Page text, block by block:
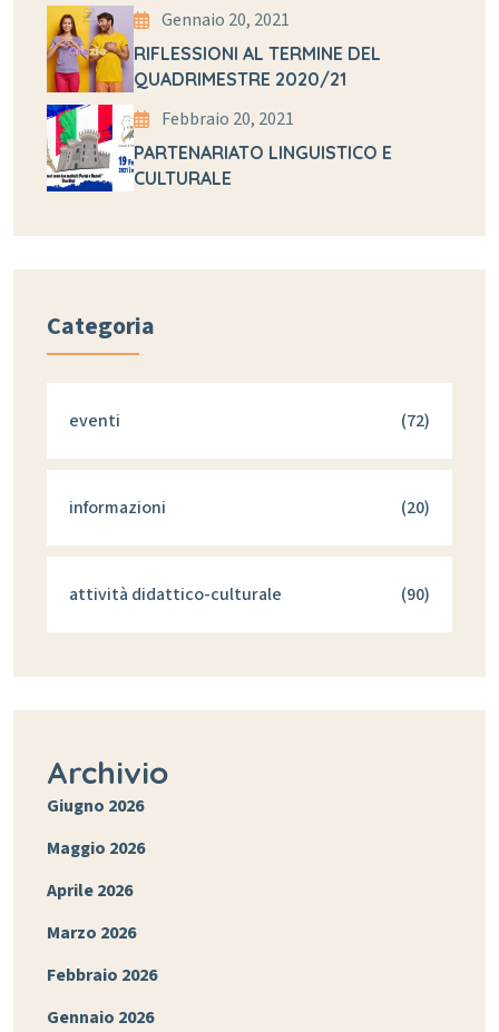
Gennaio 20, 2021
RIFLESSIONI AL TERMINE DEL
QUADRIMESTRE 2020/21
Febbraio 20, 2021
PARTENARIATO LINGUISTICO E
CULTURALE
Categoria
eventi (72)
informazioni (20)
attività didattico-culturale (90)
Archivio
Giugno 2026
Maggio 2026
Aprile 2026
Marzo 2026
Febbraio 2026
Gennaio 2026